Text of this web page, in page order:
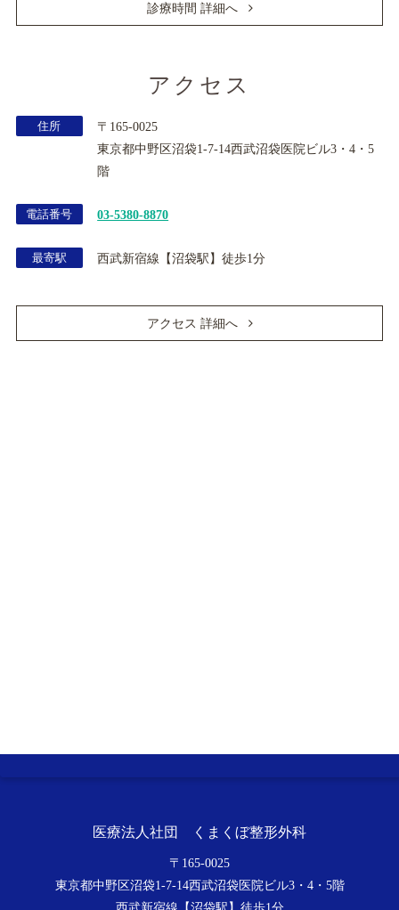
診療時間 詳細へ
アクセス
住所
〒165-0025
東京都中野区沼袋1-7-14西武沼袋医院ビル3・4・5
階
電話番号 03-5380-8870
最寄駅 西武新宿線【沼袋駅】徒歩1分
アクセス 詳細へ
医療法人社団 くまくぼ整形外科
〒 165-0025
東京都中野区沼袋1-7-14西武沼袋医院ビル3・4・5階